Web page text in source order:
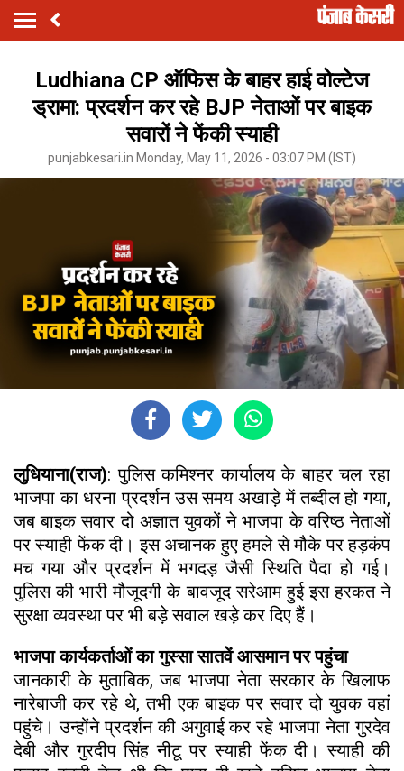
Ludhiana CP ऑफिस के बाहर हाई वोल्टेज
ड्रामा: प्रदर्शन कर रहे BJP नेताओं पर बाइक
सवारों ने फेंकी स्याही
punjabkesari.in Monday, May 11, 2026 - 03:07 PM (IST)
लुधियाना(राज): पुलिस कमिश्नर कार्यालय के बाहर चल रहा
भाजपा का धरना प्रदर्शन उस समय अखाड़े में तब्दील हो गया,
जब बाइक सवार दो अज्ञात युवकों ने भाजपा के वरिष्ठ नेताओं
पर स्याही फेंक दी। इस अचानक हुए हमले से मौके पर हड़कंप
मच गया और प्रदर्शन में भगदड़ जैसी स्थिति पैदा हो गई।
पुलिस की भारी मौजूदगी के बावजूद सरेआम हुई इस हरकत ने
सुरक्षा व्यवस्था पर भी बड़े सवाल खड़े कर दिए हैं।
भाजपा कार्यकर्ताओं का गुस्सा सातवें आसमान पर पहुंचा
जानकारी के मुताबिक, जब भाजपा नेता सरकार के खिलाफ
नारेबाजी कर रहे थे, तभी एक बाइक पर सवार दो युवक वहां
पहुंचे। उन्होंने प्रदर्शन की अगुवाई कर रहे भाजपा नेता गुरदेव
देबी और गुरदीप सिंह नीटू पर स्याही फेंक दी। स्याही की